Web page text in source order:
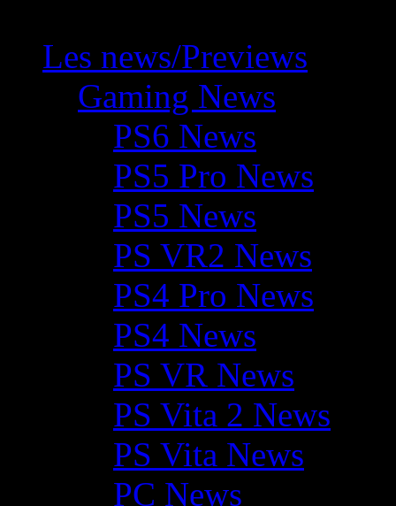
Les news/Previews
Gaming News
PS6 News
PS5 Pro News
PS5 News
PS VR2 News
PS4 Pro News
PS4 News
PS VR News
PS Vita 2 News
PS Vita News
PC News